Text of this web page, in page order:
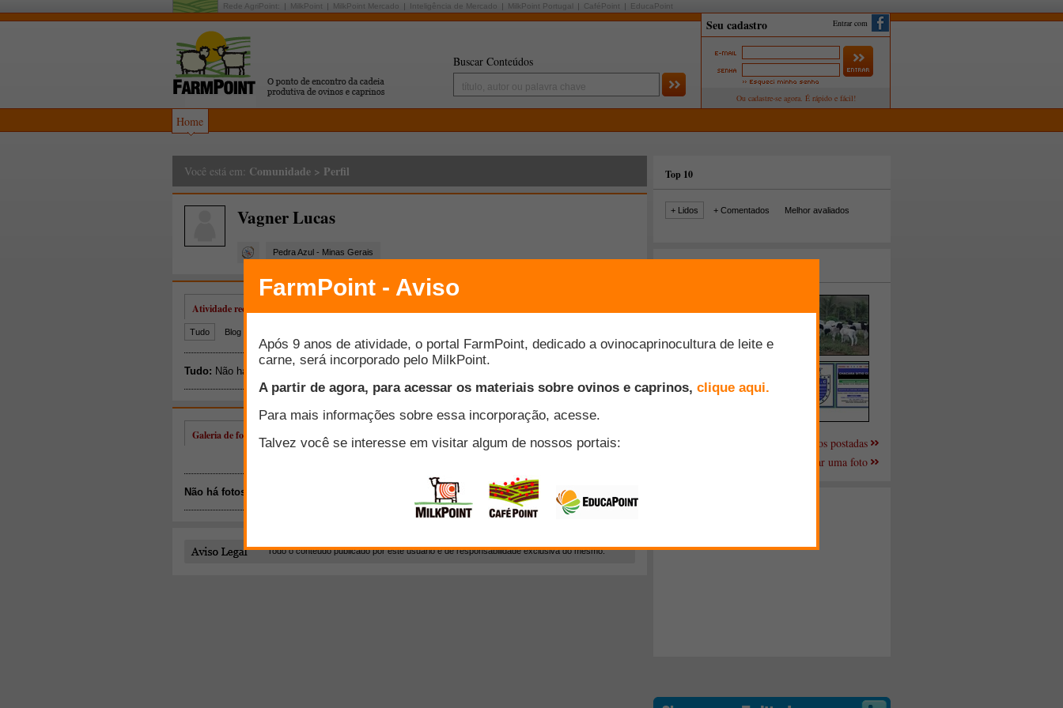
Rede AgriPoint: MilkPoint MilkPoint Mercado Inteligência de Mercado MilkPoint Portugal CaféPoint EducaPoint
Buscar Conteúdos
Entrar com
Home
Você está em: Comunidade > Perfil
Vagner Lucas
Pedra Azul - Minas Gerais
Galeria de fotos de Vagner Lucas
Não há fotos disponíveis.
Todo o conteúdo publicado por este usuário é de responsabilidade exclusiva do mesmo.
Top 10
+ Lidos + Comentados Melhor avaliados
Mais fotos postadas
Enviar uma foto